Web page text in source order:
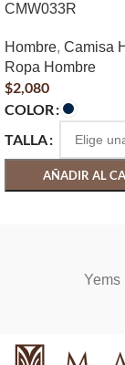
CMW033R
Hombre, Camisa
Ropa Hombre
$2,080
COLOR
TALLA
AÑADIR AL
Yems